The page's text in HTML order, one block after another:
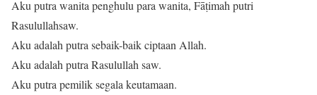
Aku putra wanita penghulu para wanita, Fāṭimah putri
Rasulullahsaw.
Aku adalah putra sebaik-baik ciptaan Allah.
Aku adalah putra Rasulullah saw.
Aku putra pemilik segala keutamaan.